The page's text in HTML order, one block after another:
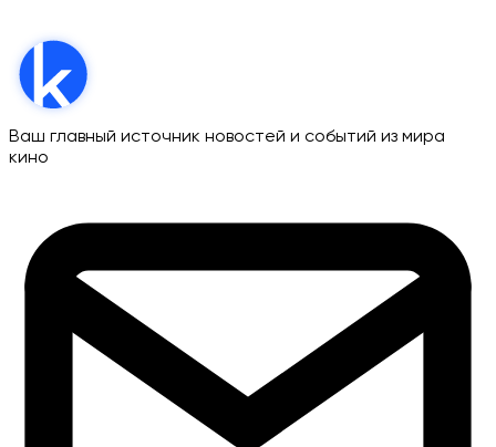
Ваш главный источник новостей и событий из мира
кино